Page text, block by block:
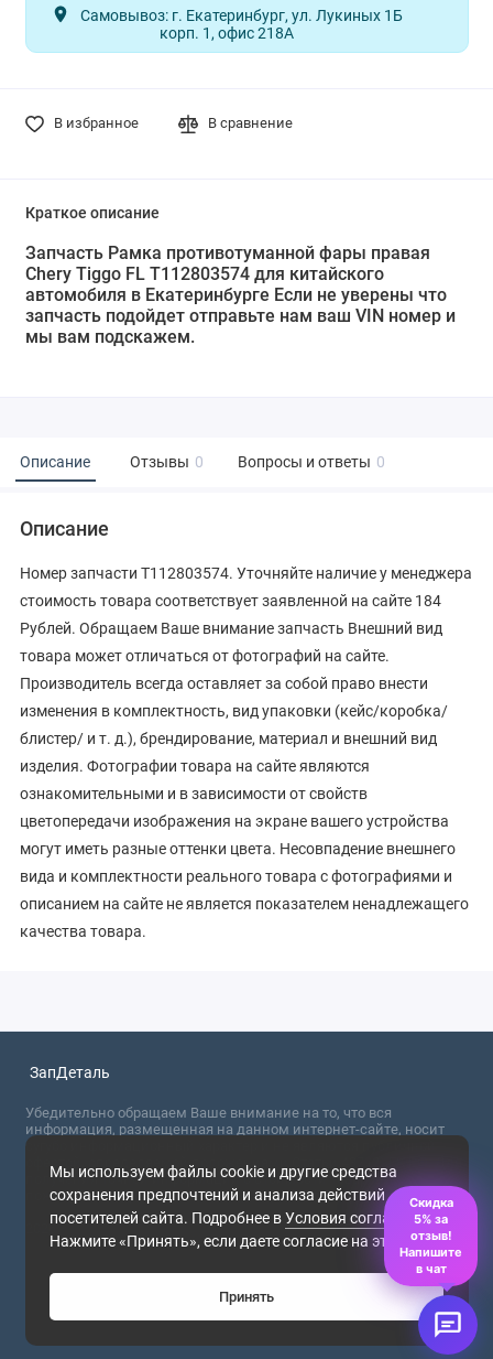
Самовывоз: г. Екатеринбург, ул. Лукиных 1Б
корп. 1, офис 218А
В избранное В сравнение
Краткое описание
Запчасть Рамка противотуманной фары правая
Chery Tiggo FL T112803574 для китайского
автомобиля в Екатеринбурге Если не уверены что
запчасть подойдет отправьте нам ваш VIN номер и
мы вам подскажем.
Описание Отзывы 0 Вопросы и ответы 0
Описание
Номер запчасти T112803574. Уточняйте наличие у менеджера
стоимость товара соответствует заявленной на сайте 184
Рублей. Обращаем Ваше внимание запчасть Внешний вид
товара может отличаться от фотографий на сайте.
Производитель всегда оставляет за собой право внести
изменения в комплектность, вид упаковки (кейс/коробка/
блистер/ и т. д.), брендирование, материал и внешний вид
изделия. Фотографии товара на сайте являются
ознакомительными и в зависимости от свойств
цветопередачи изображения на экране вашего устройства
могут иметь разные оттенки цвета. Несовпадение внешнего
вида и комплектности реального товара с фотографиями и
описанием на сайте не является показателем ненадлежащего
качества товара.
Мы используем файлы cookie и другие средства
сохранения предпочтений и анализа действий
посетителей сайта. Подробнее вУсловия соглашения.
Нажмите «Принять», если даете согласие на это.
Принять
ЗапДеталь
Убедительно обращаем Ваше внимание на то, что вся
информация, размещенная на данном интернет-сайте, носит
сугубо информационный характер и не являются публичной
офертой, определяемой положениями Статьи 437 (2) ГК РФ. Для
получения точной информации о стоимости товаров,
пожалуйста, обращайтесь в ближайший офис продаж.
2026
Скидка
5% за
отзыв!
Напишите
в чат